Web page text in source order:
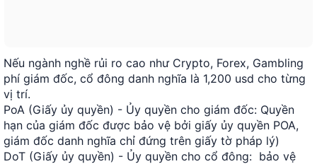
Nếu ngành nghề rủi ro cao như Crypto, Forex, Gambling
phí giám đốc, cổ đông danh nghĩa là 1,200 usd cho từng
vị trí.
PoA (Giấy ủy quyền) - Ủy quyền cho giám đốc: Quyền
hạn của giám đốc được bảo vệ bởi giấy ủy quyền POA,
giám đốc danh nghĩa chỉ đứng trên giấy tờ pháp lý)
DoT (Giấy ủy quyền) - Ủy quyền cho cổ đông: bảo vệ